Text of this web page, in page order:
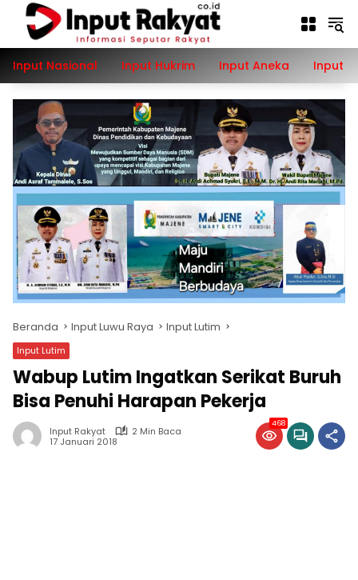
Langsung
konten
Input Nasional
Input Hukrim Input Aneka Input
Beranda Input Luwu Raya Input Lutim
Input Lutim
Wabup Lutim Ingatkan Serikat Buruh
Bisa Penuhi Harapan Pekerja
Input Rakyat
2 Min Baca
17 Januari 2018
468